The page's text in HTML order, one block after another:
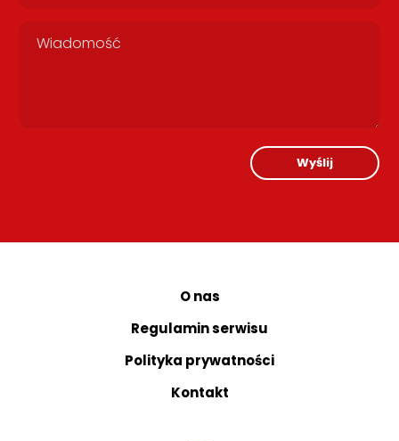
Wyślij
O nas
Regulamin serwisu
Polityka prywatności
Kontakt